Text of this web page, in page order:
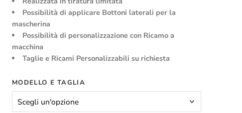
Possibilità di applicare Bottoni laterali per la
mascherina
Possibilità di personalizzazione con Ricamo a
macchina
Taglie e Ricami Personalizzabili su richiesta
MODELLO E TAGLIA